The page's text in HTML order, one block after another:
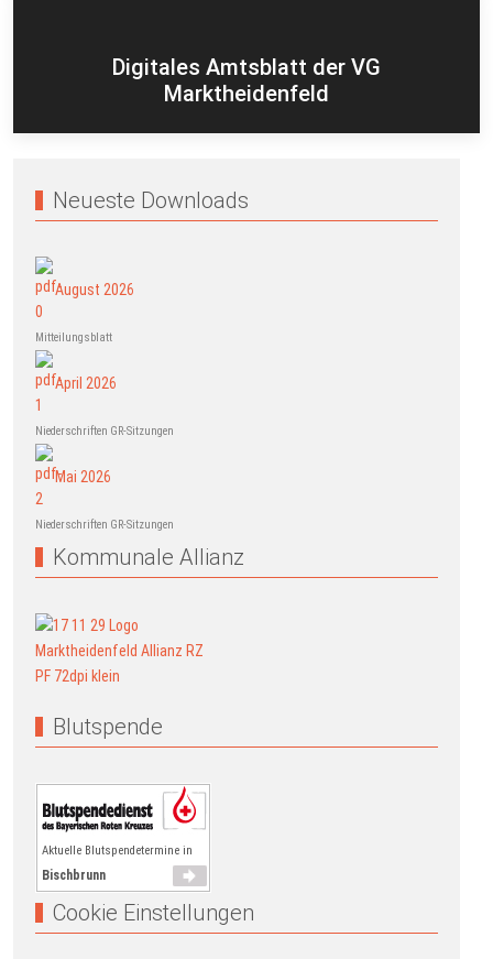
Digitales Amtsblatt der VG
Marktheidenfeld
Neueste Downloads
August 2026
Mitteilungsblatt
April 2026
Niederschriften GR-Sitzungen
Mai 2026
Niederschriften GR-Sitzungen
Kommunale Allianz
Blutspende
Aktuelle Blutspendetermine in
Bischbrunn
Cookie Einstellungen